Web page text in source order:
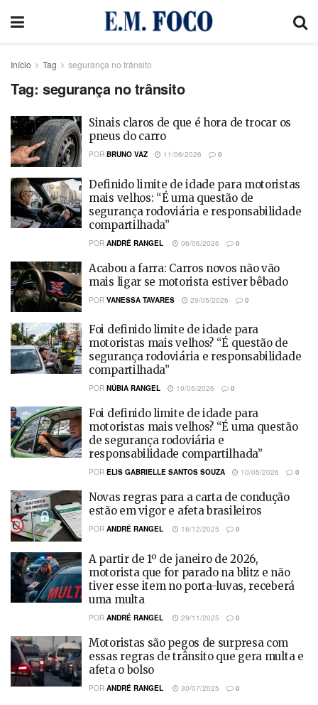
Início Tag segurança no trânsito
Tag: segurança no trânsito
Sinais claros de que é hora de trocar os
pneus do carro
POR BRUNO VAZ 11/06/2026 0
Definido limite de idade para motoristas
mais velhos: “É uma questão de
segurança rodoviária e responsabilidade
compartilhada”
POR ANDRÉ RANGEL 06/06/2026 0
Acabou a farra: Carros novos não vão
mais ligar se motorista estiver bêbado
POR VANESSA TAVARES 29/05/2026 0
Foi definido limite de idade para
motoristas mais velhos? “É questão de
segurança rodoviária e responsabilidade
compartilhada”
POR NÚBIA RANGEL 10/05/2026 0
Foi definido limite de idade para
motoristas mais velhos? “É uma questão
de segurança rodoviária e
responsabilidade compartilhada”
POR ELIS GABRIELLE SANTOS SOUZA 10/05/2026 0
Novas regras para a carta de condução
estão em vigor e afeta brasileiros
POR ANDRÉ RANGEL 16/12/2025 0
A partir de 1º de janeiro de 2026,
motorista que for parado na blitz e não
tiver esse item no porta-luvas, receberá
uma multa
POR ANDRÉ RANGEL 29/11/2025 0
Motoristas são pegos de surpresa com
essas regras de trânsito que gera multa e
afeta o bolso
POR ANDRÉ RANGEL 30/07/2025 0